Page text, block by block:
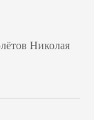
Николая